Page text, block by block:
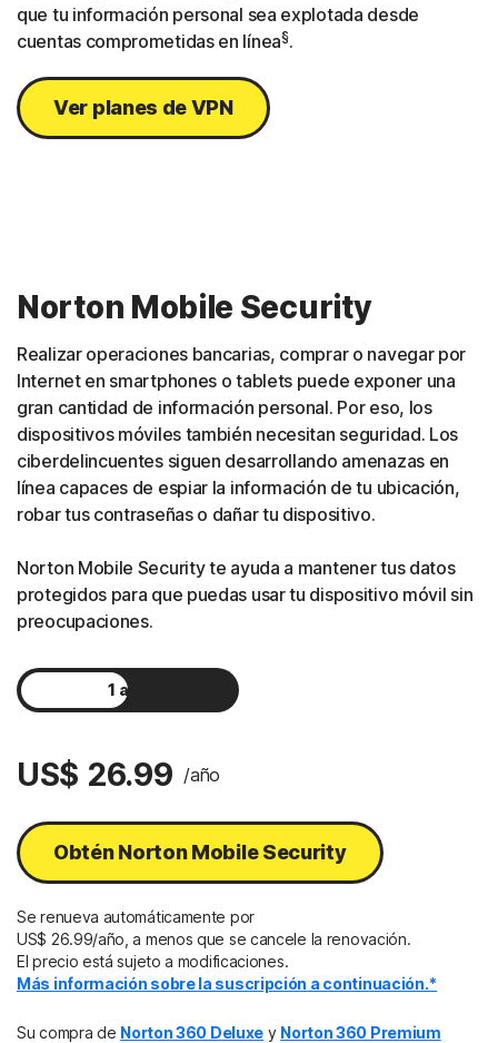
que tu información personal sea explotada desde
cuentas comprometidas en línea§.
Ver planes de VPN
Norton Mobile Security
Realizar operaciones bancarias, comprar o navegar por
Internet en smartphones o tablets puede exponer una
gran cantidad de información personal. Por eso, los
dispositivos móviles también necesitan seguridad. Los
ciberdelincuentes siguen desarrollando amenazas en
línea capaces de espiar la información de tu ubicación,
robar tus contraseñas o dañar tu dispositivo.
Norton Mobile Security te ayuda a mantener tus datos
protegidos para que puedas usar tu dispositivo móvil sin
preocupaciones.
1 año
US$ 26.99 /año
Obtén Norton Mobile Security
Se renueva automáticamente por
US$ 26.99/año, a menos que se cancele la renovación.
El precio está sujeto a modificaciones.
Más información sobre la suscripción a continuación.*
Su compra de Norton 360 Deluxe y Norton 360 Premium